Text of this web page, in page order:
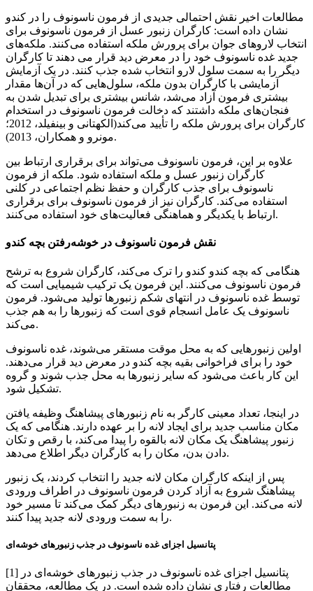
مطالعات اخیر نقش احتمالی جدیدی از فرمون ناسونوف را در کندو
نشان داده است: کارگران زنبور عسل از فرمون ناسونوف برای
انتخاب لاروهای جوان برای پرورش ملکه استفاده می‌کنند. ملکه‌های
جدید غده ناسونوف خود را در معرض دید قرار می دهند تا کارگران
دیگر را به سمت سلول لارو انتخاب شده جذب کنند. در یک آزمایش
آزمایشی با کارگران بدون ملکه، سلول‌هایی که در آن‌ها مقدار
بیشتری فرمون آزاد می‌شد، شانس بیشتری برای تبدیل شدن به
فنجان‌های ملکه داشتند که دخالت فرمون ناسونوف در استخدام
کارگران برای پرورش ملکه را تأیید می‌کند(الکهتانی و بینفیلد، 2012؛
مونرو و همکاران، 2013).
علاوه بر این، فرمون ناسونوف می‌تواند برای برقراری ارتباط بین
کارگران زنبور عسل و ملکه استفاده شود. ملکه از فرمون
ناسونوف برای جذب کارگران و حفظ نظم اجتماعی در کلنی
استفاده می‌کند. کارگران نیز از فرمون ناسونوف برای برقراری
ارتباط با یکدیگر و هماهنگی فعالیت‌های خود استفاده می‌کنند.
نقش فرمون ناسونوف در خوشه‌رفتن بچه کندو
هنگامی که بچه کندو کندو را ترک می‌کند، کارگران شروع به ترشح
فرمون ناسونوف می‌کنند. این فرمون یک ترکیب شیمیایی است که
توسط غده ناسونوف در انتهای شکم زنبورها تولید می‌شود. فرمون
ناسونوف یک عامل انسجام قوی است که زنبورها را به هم جذب
می‌کند.
اولین زنبورهایی که به محل موقت مستقر می‌شوند، غده ناسونوف
خود را برای فراخوانی بقیه بچه کندو در معرض دید قرار می‌دهند.
این کار باعث می‌شود که سایر زنبورها به محل جذب شوند و گروه
تشکیل شود.
در اینجا، تعداد معینی کارگر به نام زنبورهای پیشاهنگ وظیفه یافتن
مکان مناسب جدید برای ایجاد لانه را بر عهده دارند. هنگامی که یک
زنبور پیشاهنگ یک مکان لانه بالقوه را پیدا می‌کند، با رقص و تکان
دادن بدن، مکان را به کارگران دیگر اطلاع می‌دهد.
پس از اینکه کارگران مکان لانه جدید را انتخاب کردند، یک زنبور
پیشاهنگ شروع به آزاد کردن فرمون ناسونوف در اطراف ورودی
لانه می‌کند. این فرمون به زنبورهای دیگر کمک می‌کند تا مسیر خود
را به سمت ورودی لانه جدید پیدا کنند.
پتانسیل اجزای غده ناسونوف در جذب زنبورهای خوشه‌ای
[1] پتانسیل اجزای غده ناسونوف در جذب زنبورهای خوشه‌ای در
مطالعات رفتاری نشان داده شده است. در یک مطالعه، محققان